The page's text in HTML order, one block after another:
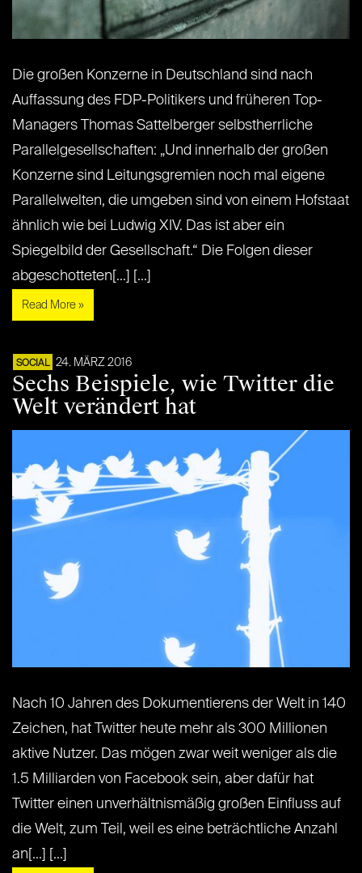
Die großen Konzerne in Deutschland sind nach
Auffassung des FDP-Politikers und früheren Top-
Managers Thomas Sattelberger selbstherrliche
Parallelgesellschaften: „Und innerhalb der großen
Konzerne sind Leitungsgremien noch mal eigene
Parallelwelten, die umgeben sind von einem Hofstaat
ähnlich wie bei Ludwig XIV. Das ist aber ein
Spiegelbild der Gesellschaft.“ Die Folgen dieser
abgeschotteten[...] [...]
Read More »
SOCIAL 24. MÄRZ 2016
Sechs Beispiele, wie Twitter die
Welt verändert hat
Nach 10 Jahren des Dokumentierens der Welt in 140
Zeichen, hat Twitter heute mehr als 300 Millionen
aktive Nutzer. Das mögen zwar weit weniger als die
1.5 Milliarden von Facebook sein, aber dafür hat
Twitter einen unverhältnismäßig großen Einfluss auf
die Welt, zum Teil, weil es eine beträchtliche Anzahl
an[...] [...]